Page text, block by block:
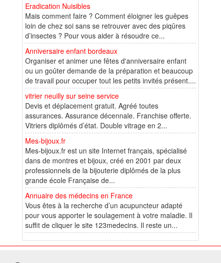
Eradication Nuisibles
Mais comment faire ? Comment éloigner les guêpes
loin de chez soi sans se retrouver avec des piqûres
d’insectes ? Pour vous aider à résoudre ce...
Anniversaire enfant bordeaux
Organiser et animer une fêtes d'anniversaire enfant
ou un goûter demande de la préparation et beaucoup
de travail pour occuper tout les petits invités présent....
vitrier neuilly sur seine service
Devis et déplacement gratuit. Agréé toutes
assurances. Assurance décennale. Franchise offerte.
Vitriers diplômés d’état. Double vitrage en 2...
Mes-bijoux.fr
Mes-bijoux.fr est un site Internet français, spécialisé
dans de montres et bijoux, créé en 2001 par deux
professionnels de la bijouterie diplômés de la plus
grande école Française de...
Annuaire des médecins en France
Vous êtes à la recherche d’un acupuncteur adapté
pour vous apporter le soulagement à votre maladie. Il
suffit de cliquer le site 123medecins. Il reste un...